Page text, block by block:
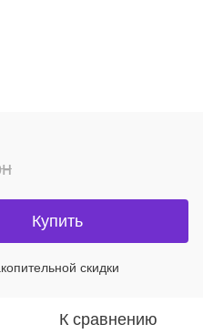
Купить
скидки
К сравнению